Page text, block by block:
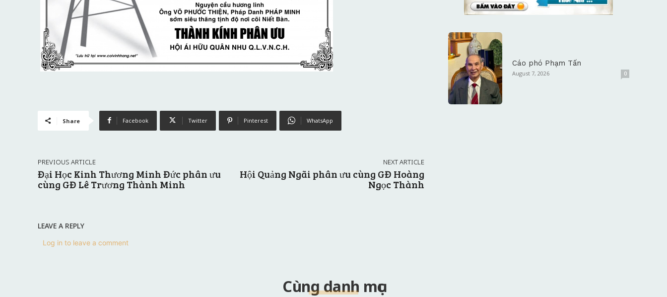
Share Facebook Twitter Pinterest WhatsApp
PREVIOUS ARTICLE
Đại Học Kinh Thương Minh Đức phân ưu
cùng GĐ Lê Trương Thành Minh
NEXT ARTICLE
Hội Quảng Ngãi phân ưu cùng GĐ Hoàng
Ngọc Thành
LEAVE A REPLY
Log in to leave a comment
Cáo phó Phạm Tấn
August 7, 2026 0
Cùng danh mục